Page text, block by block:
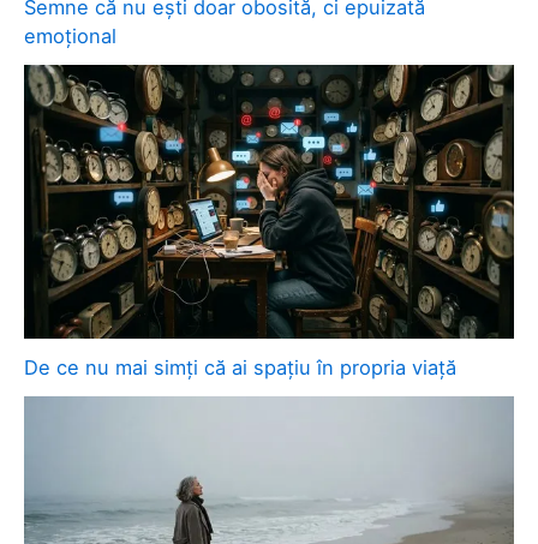
Semne că nu ești doar obosită, ci epuizată
emoțional
De ce nu mai simți că ai spațiu în propria viață